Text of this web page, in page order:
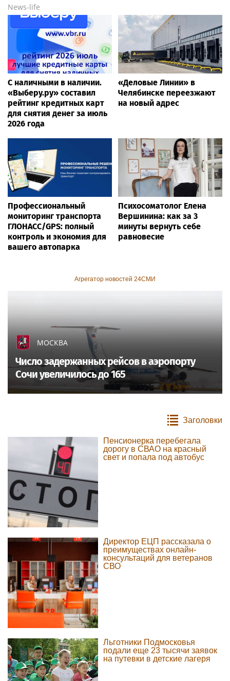
News-life
С наличными в наличии.
«Выберу.ру» составил
рейтинг кредитных карт
для снятия денег за июль
2026 года
«Деловые Линии» в
Челябинске переезжают
на новый адрес
Профессиональный
мониторинг транспорта
ГЛОНАСС/GPS: полный
контроль и экономия для
вашего автопарка
Психосоматолог Елена
Вершинина: как за 3
минуты вернуть себе
равновесие
Агрегатор новостей 24СМИ
МОСКВА
Число задержанных рейсов в аэропорту
Сочи увеличилось до 165
Заголовки
Пенсионерка перебегала
дорогу в СВАО на красный
свет и попала под автобус
Директор ЕЦП рассказала о
преимуществах онлайн-
консультаций для ветеранов
СВО
Льготники Подмосковья
подали еще 23 тысячи заявок
на путевки в детские лагеря